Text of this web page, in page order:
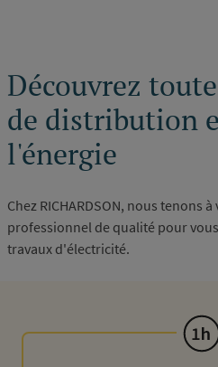
Découvrez
de distribution
l'énergie
Chez RICHARDSON, nous tenons
professionnel de qualité pour
travaux d'électricité.